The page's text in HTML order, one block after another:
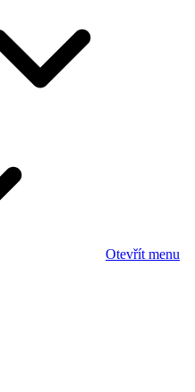
Otevřít menu